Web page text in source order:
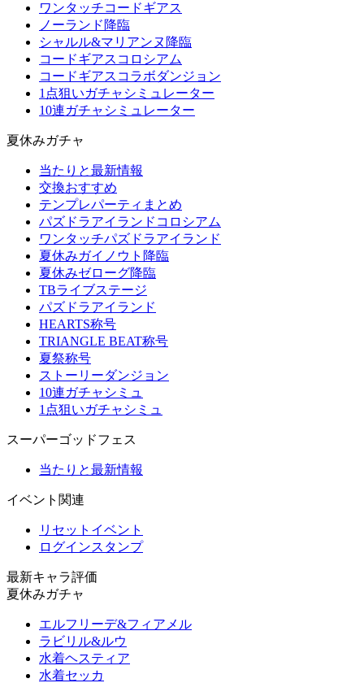
ワンタッチコードギアス
ノーランド降臨
シャルル&マリアンヌ降臨
コードギアスコロシアム
コードギアスコラボダンジョン
1点狙いガチャシミュレーター
10連ガチャシミュレーター
夏休みガチャ
当たりと最新情報
交換おすすめ
テンプレパーティまとめ
パズドラアイランドコロシアム
ワンタッチパズドラアイランド
夏休みガイノウト降臨
夏休みゼローグ降臨
TBライブステージ
パズドラアイランド
HEARTS称号
TRIANGLE BEAT称号
夏祭称号
ストーリーダンジョン
10連ガチャシミュ
1点狙いガチャシミュ
スーパーゴッドフェス
当たりと最新情報
イベント関連
リセットイベント
ログインスタンプ
最新キャラ評価
夏休みガチャ
エルフリーデ&フィアメル
ラビリル&ルウ
水着ヘスティア
水着セッカ